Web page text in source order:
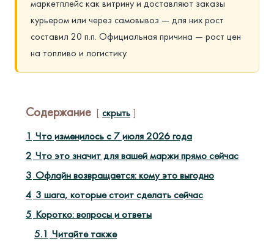
маркетплейс как витрину и доставляют заказы
курьером или через самовывоз — для них рост
составил 20 п.п. Официальная причина — рост цен
на топливо и логистику.
Содержание скрыть
1 Что изменилось с 7 июля 2026 года
2 Что это значит для вашей маржи прямо сейчас
3 Офлайн возвращается: кому это выгодно
4 3 шага, которые стоит сделать сейчас
5 Коротко: вопросы и ответы
5.1 Читайте также